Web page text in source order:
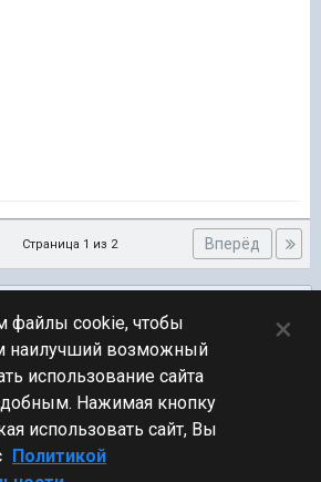
Вперёд
Страница 1 из 2
ТЕМ
Кораблей
файлы cookie, чтобы
наилучший возможный
использование сайта
Нажимая кнопку
использовать сайт, Вы
Политикой
×